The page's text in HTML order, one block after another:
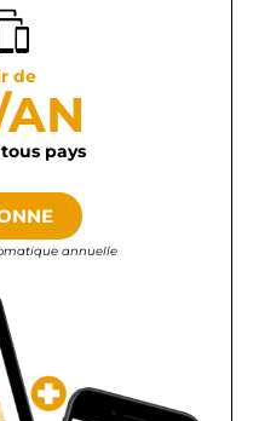
de
pays
annuelle